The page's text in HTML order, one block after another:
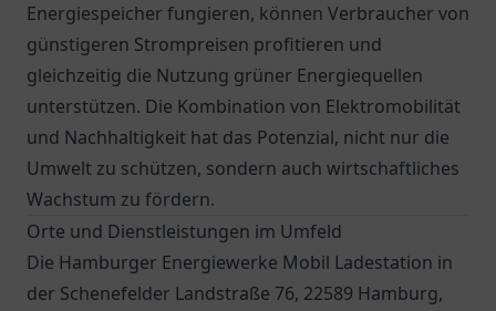
Energiespeicher fungieren, können Verbraucher von
günstigeren Strompreisen profitieren und
gleichzeitig die Nutzung grüner Energiequellen
unterstützen. Die Kombination von Elektromobilität
und Nachhaltigkeit hat das Potenzial, nicht nur die
Umwelt zu schützen, sondern auch wirtschaftliches
Wachstum zu fördern.
Orte und Dienstleistungen im Umfeld
Die Hamburger Energiewerke Mobil Ladestation in
der Schenefelder Landstraße 76, 22589 Hamburg,